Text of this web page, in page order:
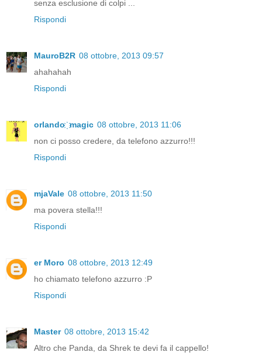
senza esclusione di colpi ...
Rispondi
MauroB2R 08 ottobre, 2013 09:57
ahahahah
Rispondi
orlando ҉ magic 08 ottobre, 2013 11:06
non ci posso credere, da telefono azzurro!!!
Rispondi
mjaVale 08 ottobre, 2013 11:50
ma povera stella!!!
Rispondi
er Moro 08 ottobre, 2013 12:49
ho chiamato telefono azzurro :P
Rispondi
Master 08 ottobre, 2013 15:42
Altro che Panda, da Shrek te devi fa il cappello!